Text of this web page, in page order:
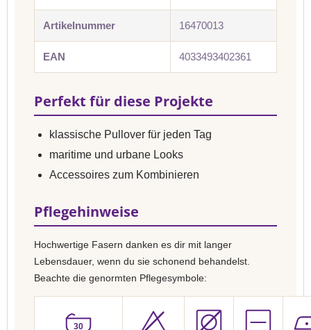
Artikelnummer 16470013
EAN 4033493402361
Perfekt für diese Projekte
klassische Pullover für jeden Tag
maritime und urbane Looks
Accessoires zum Kombinieren
Pflegehinweise
Hochwertige Fasern danken es dir mit langer
Lebensdauer, wenn du sie schonend behandelst.
Beachte die genormten Pflegesymbole:
30